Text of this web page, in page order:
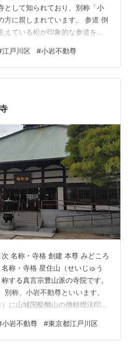
として知られており、別称「小
方に親しまれています。 参道 倒
えている松が印象的な参道を進
が安置された「仁王門」。
山、真言宗豊山派のお寺です。
横綱栃錦像 「仁王門」の反対側
た第44代横綱栃錦像。若乃花と
士で、引退後は、日本相撲協
江戸川区 #小岩不動尊
名称・寺格 創建 本尊 みどころ
称・寺格 星住山（せいじゅう
する真言宗豊山派の寺院です。
称、小岩不動尊といいます。
に山城国醍醐山の僧頼燈法印が
本尊 延命地蔵菩薩 みどころ
くのみどころがあります。特に
小岩不動尊 #東京都江戸川区